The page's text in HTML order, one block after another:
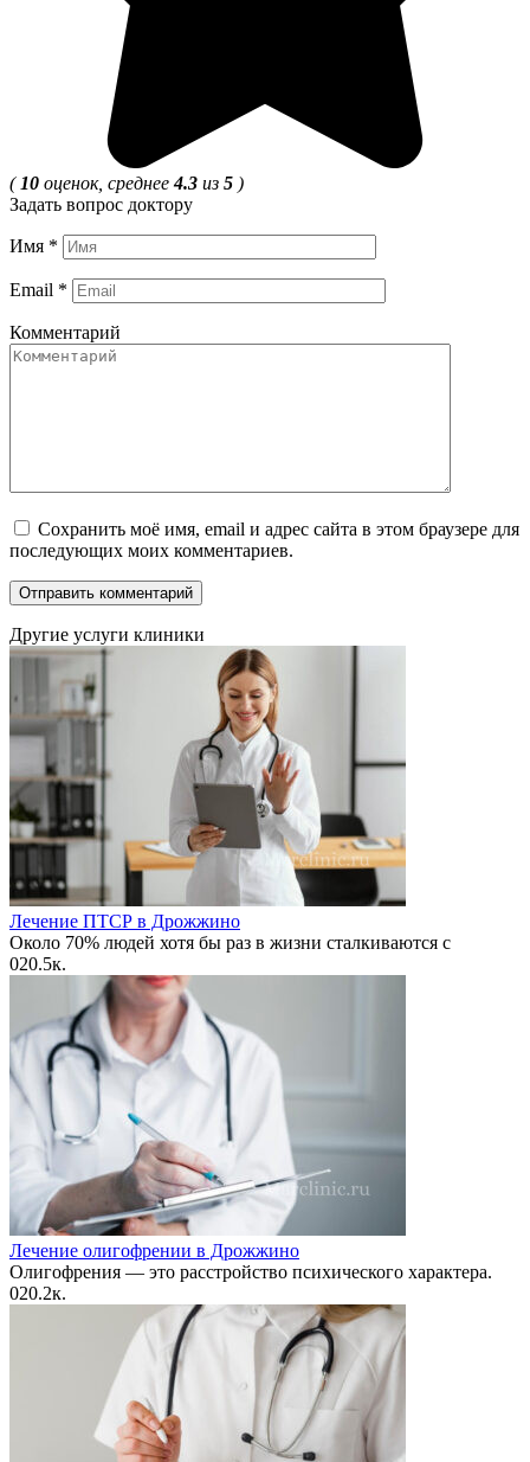
(10 оценок, среднее4.3 из 5 )
Задать вопрос доктору
Имя *
Email *
Комментарий
Сохранить моё имя, email и адрес сайта в этом браузере для
последующих моих комментариев.
Другие услуги клиники
Лечение ПТСР в Дрожжино
Около 70% людей хотя бы раз в жизни сталкиваются с
020.5к.
Лечение олигофрении в Дрожжино
Олигофрения — это расстройство психического характера.
020.2к.